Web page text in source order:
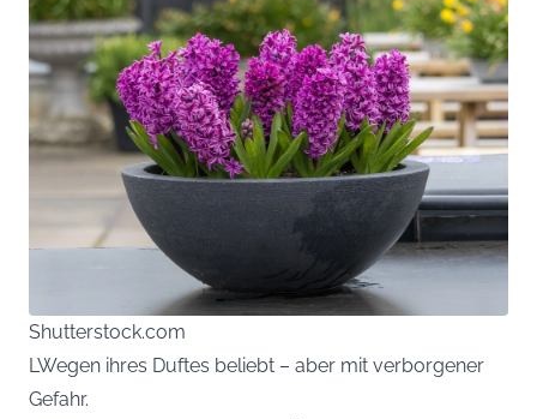
Shutterstock.com
LWegen ihres Duftes beliebt – aber mit verborgener
Gefahr.